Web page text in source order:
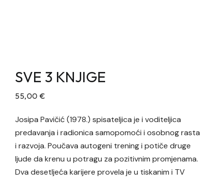
SVE 3 KNJIGE
55,00 €
Josipa Pavičić (1978.) spisateljica je i voditeljica
predavanja i radionica samopomoći i osobnog rasta
i razvoja. Poučava autogeni trening i potiče druge
ljude da krenu u potragu za pozitivnim promjenama.
Dva desetljeća karijere provela je u tiskanim i TV